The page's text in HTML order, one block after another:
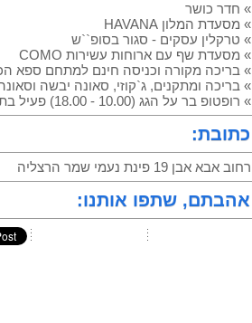
» חדר כושר
» מסעדת המלון HAVANA
» טרקלין עסקים - סגור בסופ``ש
» מסעדת שף עם ארוחות עשירות COMO
» בריכה מקורה וכניסה חינם למתחם ספא
» בריכה ומתקנים, ג`קוזי, סאונה יבשה וסאונה
» רופטופ בר על הגג (10.00 - 18.00) פעיל בתקופת הקיץ בלבד`.
כתובת:
רחוב אבא אבן 19 פינת נעמי שמר הרצליה
אהבתם, שתפו אותנו: